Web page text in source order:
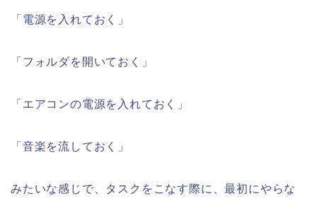
「電源を入れておく」
「フォルダを開いておく」
「エアコンの電源を入れておく」
「音楽を流しておく」
みたいな感じで、タスクをこなす際に、最初にやらな